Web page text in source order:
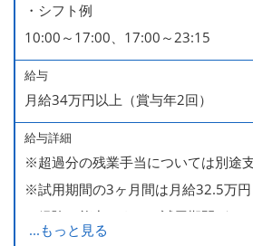
率100％ ＊2023～2025年実績）
・シフト例
10:00～17:00、17:00～23:15
給与
月給34万円以上（賞与年2回）
給与詳細
※超過分の残業手当については別途
※試用期間の3ヶ月間は月給32.5万円
経験・能力により、試用期間が1ヶ
...もっと見る